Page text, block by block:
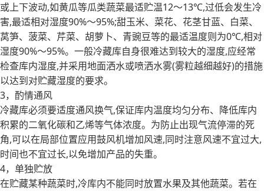
或上下波动,如黄瓜等瓜类蔬菜最适贮温12～13℃,过低会发生冷
害,最适相对湿度90%～95%;甜玉米、菜花、花茎甘蓝、白菜、
莴笋、菠菜、芹菜、胡萝卜、青豌豆等的最适温度则为0℃,相对
湿度90%～95%。一般冷藏库自身很难达到较大的湿度,应经常
检查库内湿度,并采用地面洒水或喷洒水雾(雾粒越细越好)的措施
以达到对贮藏湿度的要求。
3，酌情通风
冷藏库必须要适度通风换气,保证库内温度均匀分布、降低库内
积累的二氧化碳和乙烯等气体浓度。为防止出现气流停滞的死
角,可以在局部位置应用鼓风机增加风速,同时注意风速不宜过大,
时间也不宜过长,以免增加产品的失重。
4，单独贮放
在贮藏某种蔬菜时,冷库内不能同时放置水果及其他蔬菜。若在